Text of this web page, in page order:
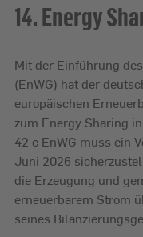
14. Energy
Mit der Einführung
(EnWG) hat der
europäischen
zum Energy Sharing
42 c EnWG muss ein
Juni 2026
die Erzeugung und
erneuerbarem Strom
seines